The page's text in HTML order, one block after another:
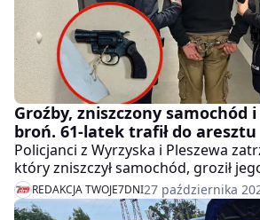
Groźby, zniszczony samochód
broń. 61-latek trafił do aresztu
Policjanci z Wyrzyska i Pleszewa
który zniszczył samochód, groził
posiadał nielegalną broń. Mężczyzna
zarzuty i został tymczasowo
REDAKCJA TWOJE7DNI27 października